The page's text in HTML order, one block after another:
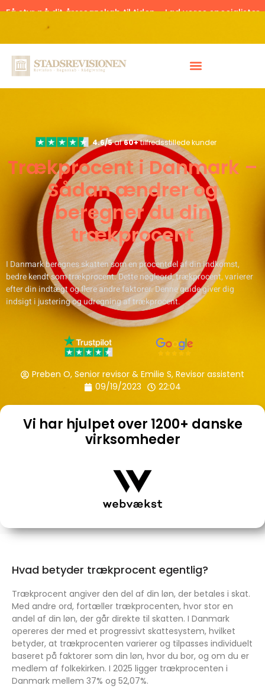
Få styr på dit årsregnskab til tiden – Lad vores specialister
4.6/5af60+tilfredsstillede kunder
Trækprocent i Danmark –
Sådan ændrer og
beregner du din
trækprocent
I Danmark beregnes skatten som en procentdel af din indkomst,
bedre kendt som trækprocent. Dette nøgleord, trækprocent, varierer
efter din indtægt og flere andre faktorer. Denne guide giver dig
indsigt i justering og udregning af trækprocent.
Preben O, Senior revisor & Emilie S, Revisor assistent
09/19/2023
22:04
Vi har hjulpet over 1200+ danske
virksomheder
Hvad betyder trækprocent egentlig?
Trækprocent angiver den del af din løn, der betales i skat.
Med andre ord, fortæller trækprocenten, hvor stor en
andel af din løn, der går direkte til skatten. I Danmark
opereres der med et progressivt skattesystem, hvilket
betyder, at trækprocenten varierer og tilpasses individuelt
baseret på faktorer som din løn, hvor du bor, og om du er
medlem af folkekirken. I 2025 ligger trækprocenten i
Danmark mellem 37% og 52,07%.